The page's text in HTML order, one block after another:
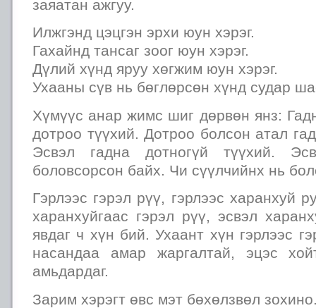
заяатан ажгуу.
Илжгэнд цэцгэн эрхи юун хэрэг.
Гахайнд тансаг зоог юун хэрэг.
Дүлий хүнд яруу хөгжим юун хэрэг.
Ухааны сүв нь бөглөрсөн хүнд судар
Хүмүүс анар жимс шиг дөрвөн янз:
дотроо түүхий. Дотроо болсон атал
Эсвэл гадна дотногүй түүхий.
боловсорсон байх. Чи сүүлчийнх нь
Гэрлээс гэрэл рүү, гэрлээс харанхуй
харанхуйгаас гэрэл рүү, эсвэл
явдаг ч хүн бий. Ухаант хүн гэрлээс
насандаа амар жаргалтай, эцэс
амьдардаг.
Зарим хэрэгт өвс мэт бөхөлзвөл